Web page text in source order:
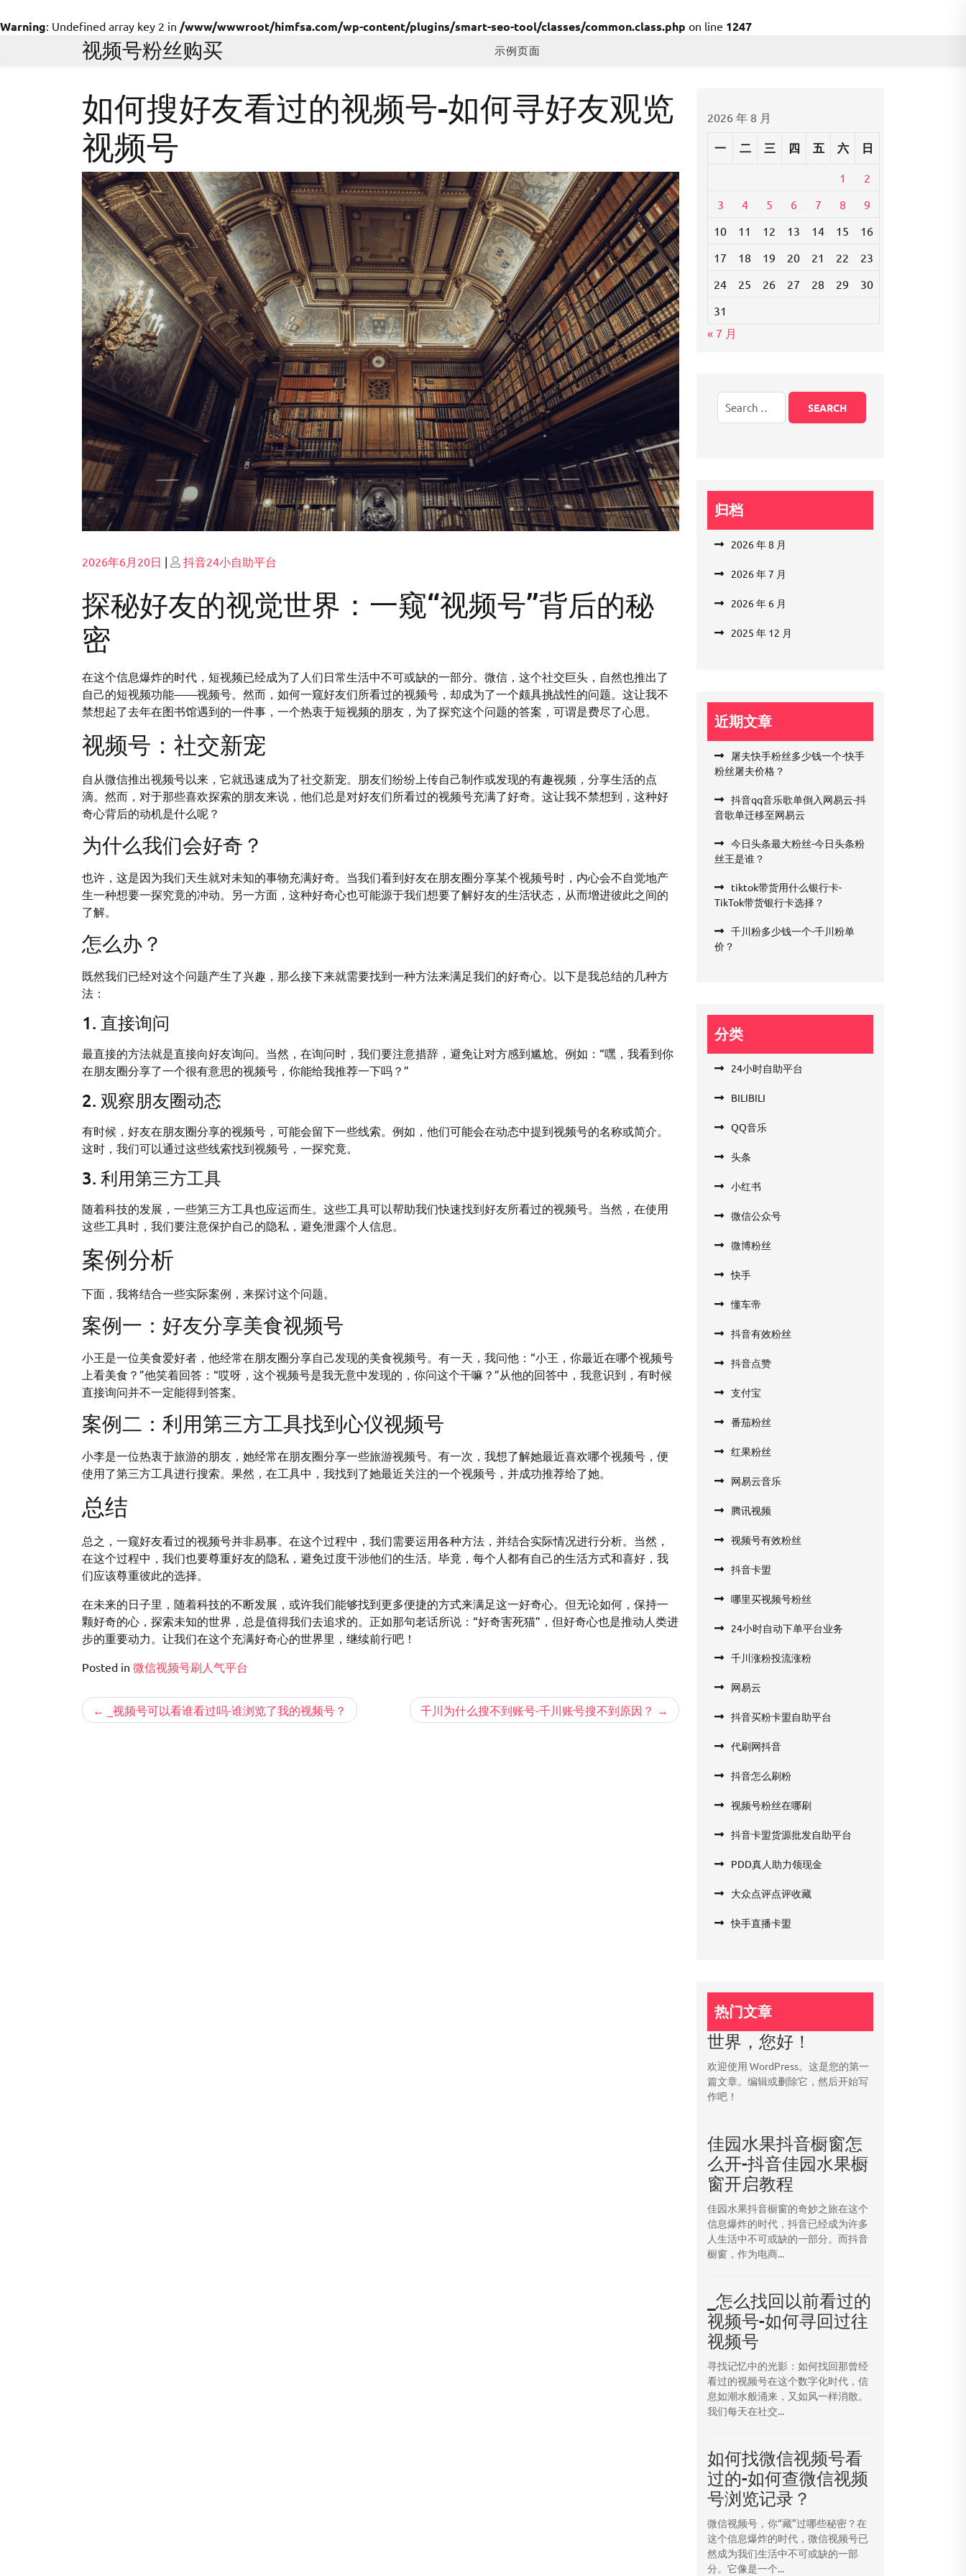
Warning: Undefined array key 2 in /www/wwwroot/himfsa.com/wp-content/plugins/smart-seo-tool/classes/common.class.php on line 1247
视频号粉丝购买 示例页面
如何搜好友看过的视频号-如何寻好友观览
视频号
Posted
2026年6月20日 | Posted
抖音24小自助平台
探秘好友的视觉世界：一窥“视频号”背后的秘
密
在这个信息爆炸的时代，短视频已经成为了人们日常生活中不可或缺的一部分。微信，这个社交巨头，自然也推出了
自己的短视频功能——视频号。然而，如何一窥好友们所看过的视频号，却成为了一个颇具挑战性的问题。这让我不
禁想起了去年在图书馆遇到的一件事，一个热衷于短视频的朋友，为了探究这个问题的答案，可谓是费尽了心思。
视频号：社交新宠
自从微信推出视频号以来，它就迅速成为了社交新宠。朋友们纷纷上传自己制作或发现的有趣视频，分享生活的点
滴。然而，对于那些喜欢探索的朋友来说，他们总是对好友们所看过的视频号充满了好奇。这让我不禁想到，这种好
奇心背后的动机是什么呢？
为什么我们会好奇？
也许，这是因为我们天生就对未知的事物充满好奇。当我们看到好友在朋友圈分享某个视频号时，内心会不自觉地产
生一种想要一探究竟的冲动。另一方面，这种好奇心也可能源于我们想要了解好友的生活状态，从而增进彼此之间的
了解。
怎么办？
既然我们已经对这个问题产生了兴趣，那么接下来就需要找到一种方法来满足我们的好奇心。以下是我总结的几种方
法：
1. 直接询问
最直接的方法就是直接向好友询问。当然，在询问时，我们要注意措辞，避免让对方感到尴尬。例如：“嘿，我看到你
在朋友圈分享了一个很有意思的视频号，你能给我推荐一下吗？”
2. 观察朋友圈动态
有时候，好友在朋友圈分享的视频号，可能会留下一些线索。例如，他们可能会在动态中提到视频号的名称或简介。
这时，我们可以通过这些线索找到视频号，一探究竟。
3. 利用第三方工具
随着科技的发展，一些第三方工具也应运而生。这些工具可以帮助我们快速找到好友所看过的视频号。当然，在使用
这些工具时，我们要注意保护自己的隐私，避免泄露个人信息。
案例分析
下面，我将结合一些实际案例，来探讨这个问题。
案例一：好友分享美食视频号
小王是一位美食爱好者，他经常在朋友圈分享自己发现的美食视频号。有一天，我问他：“小王，你最近在哪个视频号
上看美食？”他笑着回答：“哎呀，这个视频号是我无意中发现的，你问这个干嘛？”从他的回答中，我意识到，有时候
直接询问并不一定能得到答案。
案例二：利用第三方工具找到心仪视频号
小李是一位热衷于旅游的朋友，她经常在朋友圈分享一些旅游视频号。有一次，我想了解她最近喜欢哪个视频号，便
使用了第三方工具进行搜索。果然，在工具中，我找到了她最近关注的一个视频号，并成功推荐给了她。
总结
总之，一窥好友看过的视频号并非易事。在这个过程中，我们需要运用各种方法，并结合实际情况进行分析。当然，
在这个过程中，我们也要尊重好友的隐私，避免过度干涉他们的生活。毕竟，每个人都有自己的生活方式和喜好，我
们应该尊重彼此的选择。
在未来的日子里，随着科技的不断发展，或许我们能够找到更多便捷的方式来满足这一好奇心。但无论如何，保持一
颗好奇的心，探索未知的世界，总是值得我们去追求的。正如那句老话所说：“好奇害死猫”，但好奇心也是推动人类进
步的重要动力。让我们在这个充满好奇心的世界里，继续前行吧！
Posted in 微信视频号刷人气平台
文
_视频号可以看谁看过吗-谁浏览了我的视频号？ 千川为什么搜不到账号-千川账号搜不到原因？
2026 年 8 月
一 二 三 四 五 六 日
1
2
3
4 5 6 7 8
9
10
11 12 13 14 15
16
17
18 19 20 21 22
23
24
25 26 27 28 29
30
31
« 7 月
归档
2026 年 8 月
2026 年 7 月
2026 年 6 月
2025 年 12 月
近期文章
屠夫快手粉丝多少钱一个-快手
粉丝屠夫价格？
抖音qq音乐歌单倒入网易云-抖
音歌单迁移至网易云
今日头条最大粉丝-今日头条粉
丝王是谁？
tiktok带货用什么银行卡-
TikTok带货银行卡选择？
千川粉多少钱一个-千川粉单
价？
分类
24小时自助平台
BILIBILI
QQ音乐
头条
小红书
微信公众号
微博粉丝
快手
懂车帝
抖音有效粉丝
抖音点赞
支付宝
番茄粉丝
红果粉丝
网易云音乐
腾讯视频
视频号有效粉丝
抖音卡盟
哪里买视频号粉丝
24小时自动下单平台业务
千川涨粉投流涨粉
网易云
抖音买粉卡盟自助平台
代刷网抖音
抖音怎么刷粉
视频号粉丝在哪刷
抖音卡盟货源批发自助平台
PDD真人助力领现金
大众点评点评收藏
快手直播卡盟
热门文章
世界，您好！
欢迎使用 WordPress。这是您的第一
篇文章。编辑或删除它，然后开始写
作吧！
佳园水果抖音橱窗怎
么开-抖音佳园水果橱
窗开启教程
佳园水果抖音橱窗的奇妙之旅在这个
信息爆炸的时代，抖音已经成为许多
人生活中不可或缺的一部分。而抖音
橱窗，作为电商...
_怎么找回以前看过的
视频号-如何寻回过往
视频号
寻找记忆中的光影：如何找回那曾经
看过的视频号在这个数字化时代，信
息如潮水般涌来，又如风一样消散。
我们每天在社交...
如何找微信视频号看
过的-如何查微信视频
号浏览记录？
微信视频号，你“藏”过哪些秘密？在
这个信息爆炸的时代，微信视频号已
然成为我们生活中不可或缺的一部
分。它像是一个...